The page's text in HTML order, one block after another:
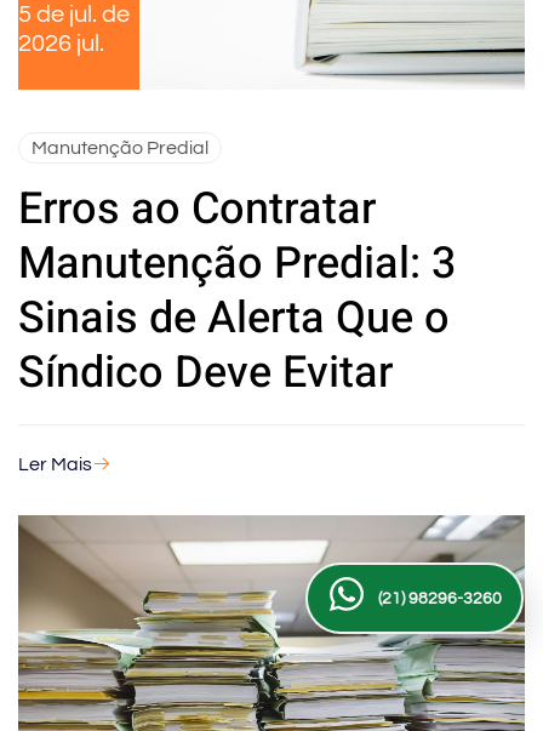
5 de jul. de
2026 jul.
Manutenção Predial
Erros ao Contratar
Manutenção Predial: 3
Sinais de Alerta Que o
Síndico Deve Evitar
Ler Mais
(21) 98296-3260